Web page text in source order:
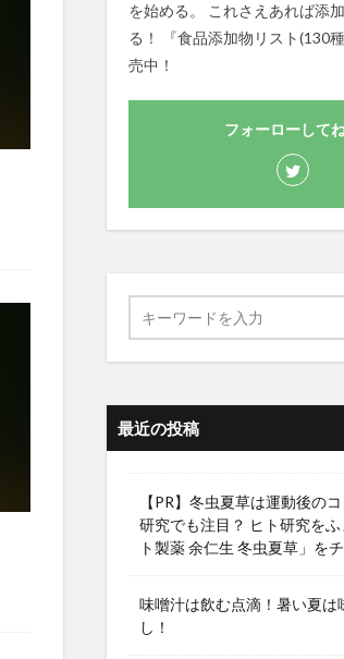
を始める。 これさえあれば添
る！ 『食品添加物リスト(130
売中！
フォーローして
最近の投稿
【PR】冬虫夏草は運動後の
研究でも注目？ ヒト研究を
ト製薬 余仁生 冬虫夏草」を
味噌汁は飲む点滴！暑い夏は
し！